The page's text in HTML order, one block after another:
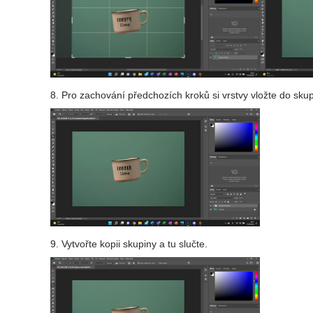
8. Pro zachování předchozích kroků si vrstvy vložte do
9. Vytvořte kopii skupiny a tu slučte.